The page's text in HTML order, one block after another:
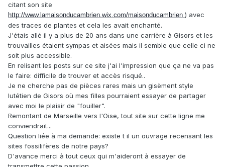
citant son site
http://www.lamaisonducambrien.wix.com/maisonducambrien ) avec
des traces de plantes et cela les avait enchanté.
J'étais allé il y a plus de 20 ans dans une carrière à Gisors et les
trouvailles étaient sympas et aisées mais il semble que celle ci ne
soit plus accessible.
En relisant les posts sur ce site j'ai l'impression que ça ne va pas
le faire: difficile de trouver et accès risqué..
Je ne cherche pas de pièces rares mais un gisèment style
lutétien de Gisors où mes filles pourraient essayer de partager
avec moi le plaisir de "fouiller".
Remontant de Marseille vers l'Oise, tout site sur cette ligne me
conviendrait...
Question liée à ma demande: existe t il un ouvrage recensant les
sites fossilifères de notre pays?
D'avance merci à tout ceux qui m'aideront à essayer de